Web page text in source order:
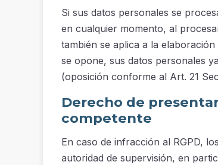
Si sus datos personales se
en cualquier momento, al
también se aplica a la
se opone, sus datos personales
(oposición conforme al Art. 21
Derecho de
competente
En caso de infracción al RGPD,
autoridad de supervisión, en